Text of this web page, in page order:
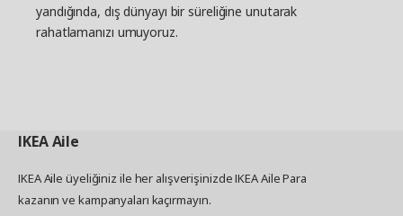
yandığında, dış dünyayı bir süreliğine unutarak
rahatlamanızı umuyoruz.
IKEAAile
IKEA Aile üyeliğiniz ile her alışverişinizde IKEA Aile Para
kazanın ve kampanyaları kaçırmayın.